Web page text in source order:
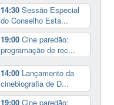
14:30Sessão Especial
do Conselho Esta...
19:00Cine paredão:
programação de rec...
14:00 Lançamento da
cinebiografia de D...
19:00Cine paredão: